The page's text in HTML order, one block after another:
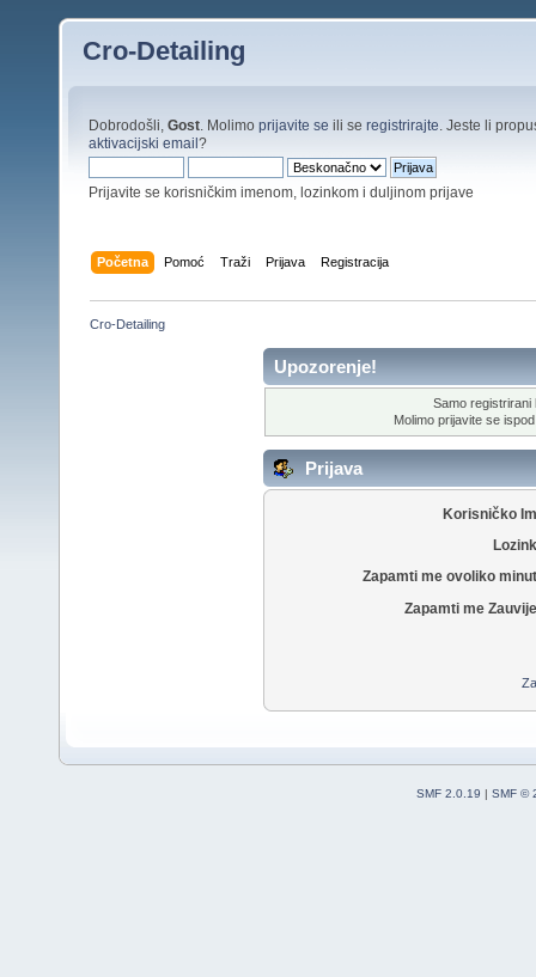
Cro-Detailing
Dobrodošli, Gost . Molimo prijavite se ili se registrirajte . Jeste li
aktivacijski email?
Prijavite se korisničkim imenom, lozinkom i duljinom prijave
Početna Pomoć Traži Prijava Registracija
Cro-Detailing
Upozorenje!
Samo registrirani
Molimo prijavite se
Prijava
Korisničko
Zapamti me ovoliko
Zapamti me
SMF 2.0.19 | SMF ©